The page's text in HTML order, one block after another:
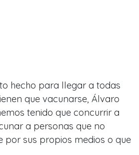
hecho para llegar a todas
que vacunarse, Álvaro
tenido que concurrir a
a personas que no
por sus propios medios o que